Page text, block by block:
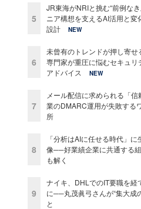
5
JR東海がNRIと挑む“前例な
ニア構想を支えるAI活用と変
設計
NEW
6
未曾有のトレンドが押し寄
専門家が重圧に悩むセキュリ
アドバイス
NEW
7
メール配信に求められる「
業のDMARC運用が失敗する
所
8
「分析はAIに任せる時代」
像──好業績企業に共通する
も解く
9
ナイキ、DHLでのIT要職を経
に──丸茂眞弓さんが“集大成
と